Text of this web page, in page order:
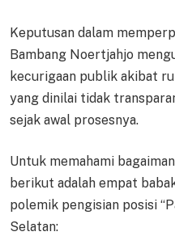
Keputusan dalam
Bambang Noertjahjo
kecurigaan publik akibat
yang dinilai tidak
sejak awal prosesnya.
Untuk memahami
berikut adalah empat
polemik pengisian posisi
Selatan: